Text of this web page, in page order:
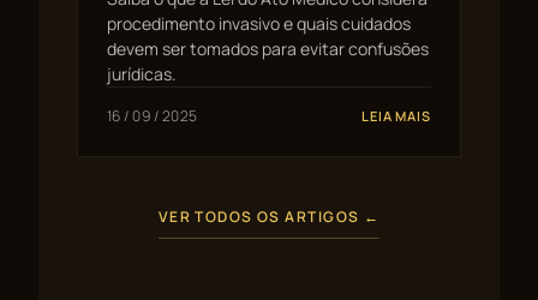
procedimento invasivo e quais cuidados
devem ser tomados para evitar confusões
jurídicas.
16 / 09 / 2025 LEIA MAIS
VER TODOS OS ARTIGOS ←